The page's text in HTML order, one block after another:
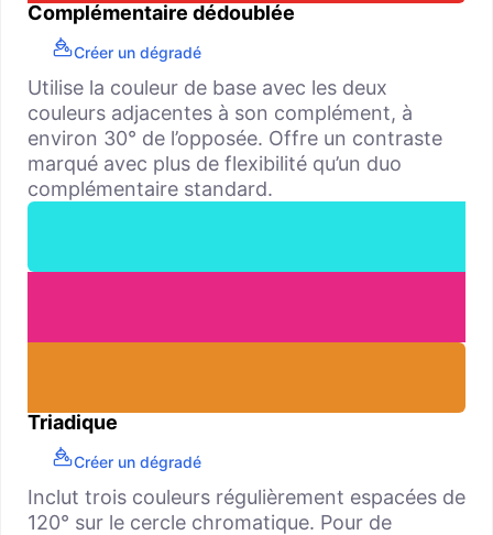
Complémentaire dédoublée
Créer un dégradé
Utilise la couleur de base avec les deux
couleurs adjacentes à son complément, à
environ 30° de l’opposée. Offre un contraste
marqué avec plus de flexibilité qu’un duo
complémentaire standard.
Triadique
Créer un dégradé
Inclut trois couleurs régulièrement espacées de
120° sur le cercle chromatique. Pour de